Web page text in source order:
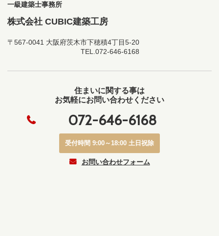
一級建築士事務所
株式会社 CUBIC建築工房
〒567-0041 大阪府茨木市下穂積4丁目5-20
TEL. 072-646-6168
住まいに関する事は
お気軽にお問い合わせください
072-646-6168
受付時間 9:00～18:00 土日祝除
お問い合わせフォーム